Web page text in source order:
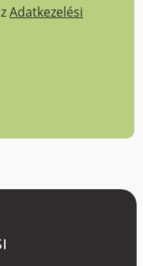
Adatkezelési